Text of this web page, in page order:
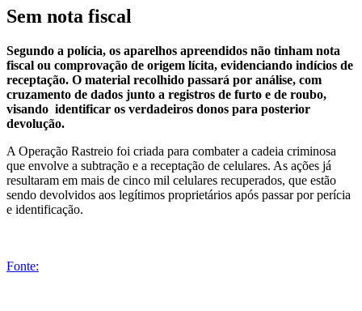
Sem nota fiscal
Segundo a polícia, os aparelhos apreendidos não tinham nota
fiscal ou comprovação de origem lícita, evidenciando indícios de
receptação. O material recolhido passará por análise, com
cruzamento de dados junto a registros de furto e de roubo,
visando identificar os verdadeiros donos para posterior
devolução.
A Operação Rastreio foi criada para combater a cadeia criminosa
que envolve a subtração e a receptação de celulares. As ações já
resultaram em mais de cinco mil celulares recuperados, que estão
sendo devolvidos aos legítimos proprietários após passar por perícia
e identificação.
Fonte: